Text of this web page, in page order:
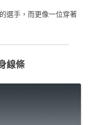
選手，而更像一位穿著
線條